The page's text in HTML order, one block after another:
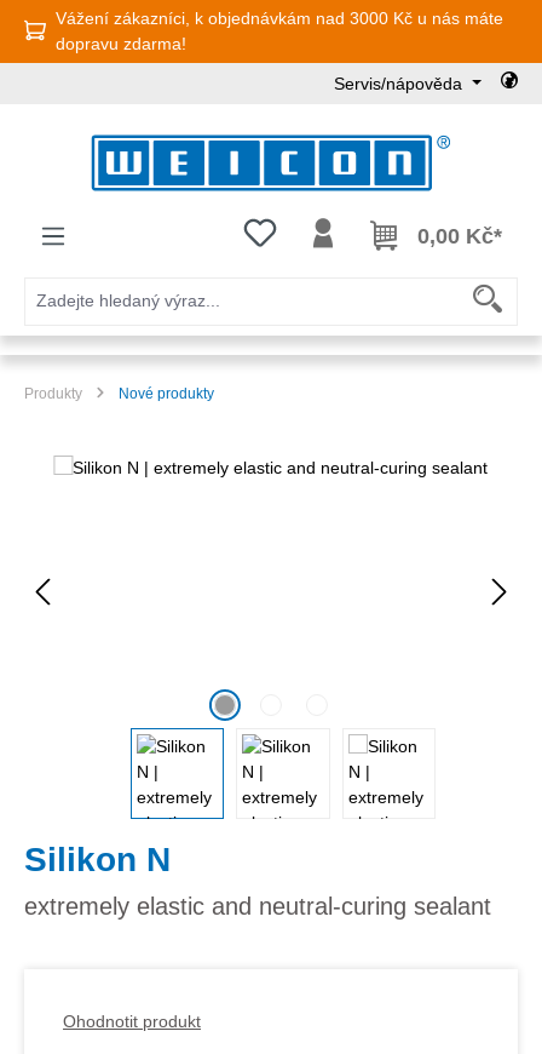
Přejít na hlavní obsah
Vážení zákazníci, k objednávkám nad 3000 Kč u nás máte
dopravu zdarma!
Servis/nápověda
Máte 0 položky v seznamu přání
0,00 Kč*
Produkty Nové produkty
Přeskočit galerii obrázků
Silikon N
extremely elastic and neutral-curing sealant
Ohodnotit produkt